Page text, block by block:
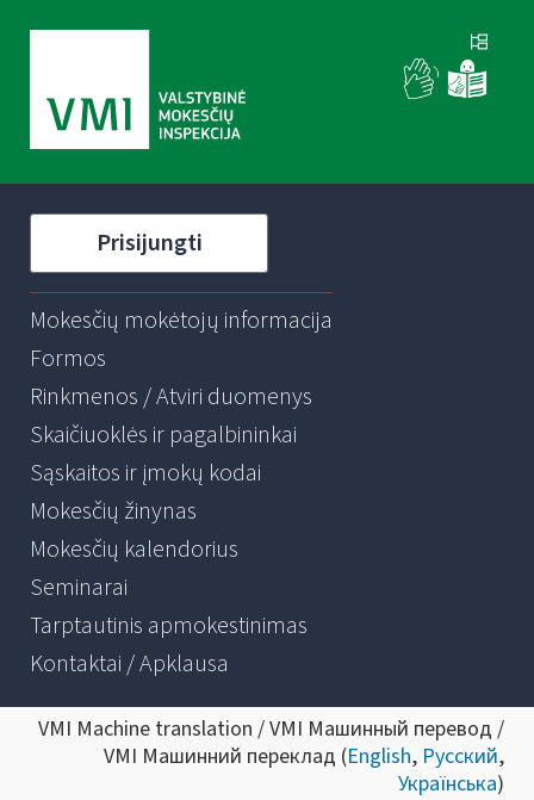
Prisijungti
Mokesčių mokėtojų informacija
Formos
Rinkmenos / Atviri duomenys
Skaičiuoklės ir pagalbininkai
Sąskaitos ir įmokų kodai
Mokesčių žinynas
Mokesčių kalendorius
Seminarai
Tarptautinis apmokestinimas
Kontaktai / Apklausa
VMI Machine translation / VMI Машинный перевод /
VMI Машинний переклад (English, Русский,
Українська)